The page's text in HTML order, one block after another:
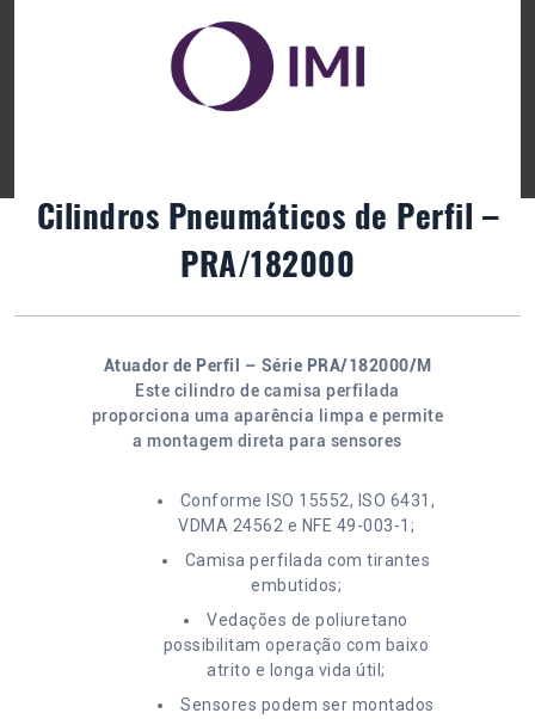
Cilindros Pneumáticos de Perfil –
PRA/182000
Atuador de Perfil – Série PRA/182000/M
Este cilindro de camisa perfilada
proporciona uma aparência limpa e permite
a montagem direta para sensores
Conforme ISO 15552, ISO 6431,
VDMA 24562 e NFE 49-003-1;
Camisa perfilada com tirantes
embutidos;
Vedações de poliuretano
possibilitam operação com baixo
atrito e longa vida útil;
Sensores podem ser montados